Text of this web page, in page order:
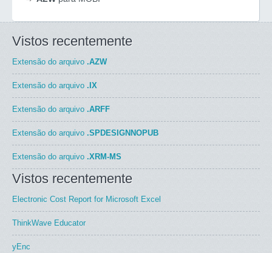
Vistos recentemente
Extensão do arquivo .AZW
Extensão do arquivo .IX
Extensão do arquivo .ARFF
Extensão do arquivo .SPDESIGNNOPUB
Extensão do arquivo .XRM-MS
Vistos recentemente
Electronic Cost Report for Microsoft Excel
ThinkWave Educator
yEnc